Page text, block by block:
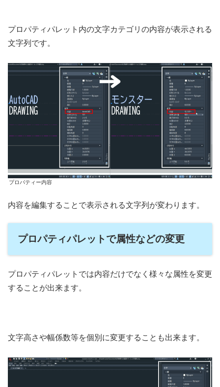
プロパティパレット内の文字カテゴリの内容が表示される
文字列です。
プロパティー内容
内容を編集することで表示される文字列が変わります。
プロパティパレットで属性などの変更
プロパティパレットでは内容だけでなく様々な属性を変更
することが出来ます。
文字高さや幅係数等を個別に変更することも出来ます。